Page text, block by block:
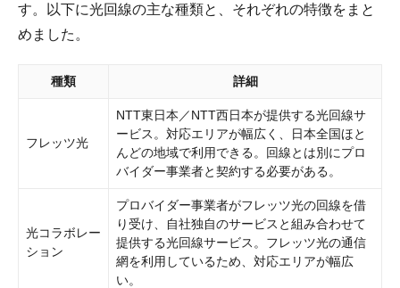
す。以下に光回線の主な種類と、それぞれの特徴をまと
めました。
種類 詳細
フレッツ光
NTT東日本／NTT西日本が提供する光回線サ
ービス。対応エリアが幅広く、日本全国ほと
んどの地域で利用できる。回線とは別にプロ
バイダー事業者と契約する必要がある。
光コラボレー
ション
プロバイダー事業者がフレッツ光の回線を借
り受け、自社独自のサービスと組み合わせて
提供する光回線サービス。フレッツ光の通信
網を利用しているため、対応エリアが幅広
い。